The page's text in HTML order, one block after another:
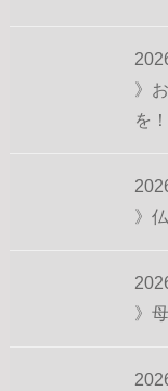
》
を！
》
》